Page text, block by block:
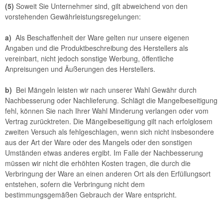
(5) Soweit Sie Unternehmer sind, gilt abweichend von den
vorstehenden Gewährleistungsregelungen:
a) Als Beschaffenheit der Ware gelten nur unsere eigenen
Angaben und die Produktbeschreibung des Herstellers als
vereinbart, nicht jedoch sonstige Werbung, öffentliche
Anpreisungen und Äußerungen des Herstellers.
b) Bei Mängeln leisten wir nach unserer Wahl Gewähr durch
Nachbesserung oder Nachlieferung. Schlägt die Mangelbeseitigung
fehl, können Sie nach Ihrer Wahl Minderung verlangen oder vom
Vertrag zurücktreten. Die Mängelbeseitigung gilt nach erfolglosem
zweiten Versuch als fehlgeschlagen, wenn sich nicht insbesondere
aus der Art der Ware oder des Mangels oder den sonstigen
Umständen etwas anderes ergibt. Im Falle der Nachbesserung
müssen wir nicht die erhöhten Kosten tragen, die durch die
Verbringung der Ware an einen anderen Ort als den Erfüllungsort
entstehen, sofern die Verbringung nicht dem
bestimmungsgemäßen Gebrauch der Ware entspricht.